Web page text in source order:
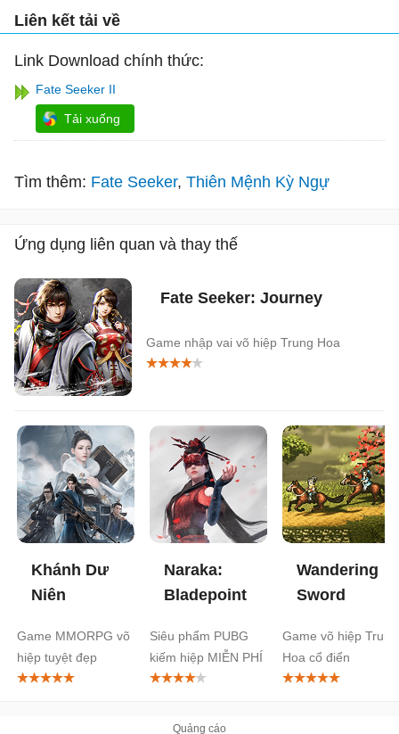
Liên kết tải về
Link Download chính thức:
Fate Seeker II
Tải xuống
Tìm thêm: Fate Seeker Thiên Mệnh Kỳ Ngự
Ứng dụng liên quan và thay thế
Fate Seeker: Journey
Game nhập vai võ hiệp Trung Hoa
Khánh Dư
Niên
Game MMORPG võ
hiệp tuyệt đẹp
Naraka:
Bladepoint
Siêu phẩm PUBG
kiếm hiệp MIỄN PHÍ
Wandering
Sword
Game võ hiệp Trung
Hoa cổ điển